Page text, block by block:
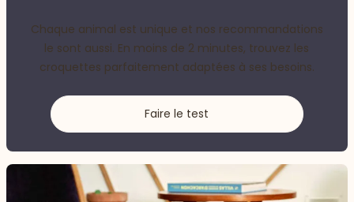
Chaque animal est unique et nos recommandations
le sont aussi. En moins de 2 minutes, trouvez les
croquettes parfaitement adaptées à ses besoins.
Faire le test